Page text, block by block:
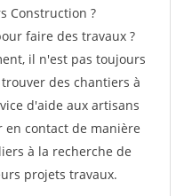
Construction ?
faire des travaux ?
il n'est pas toujours
des chantiers à
d'aide aux artisans
en contact de manière
à la recherche de
projets travaux.